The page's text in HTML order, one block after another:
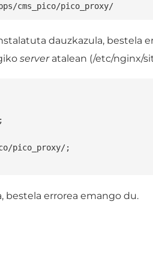
cms_pico/pico_proxy/
dauzkazula, bestela
serveratalean (/etc/nginx/
errorea emango du.